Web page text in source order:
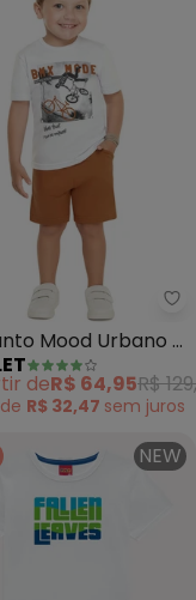
Infantil Menino
Mood Urbano e
Menino (Branco)
deR$ 64,95R$
de R$ 32,47 sem juros
NEW